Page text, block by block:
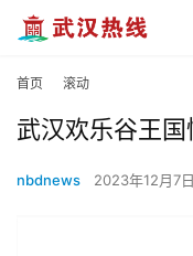
首页 滚动
武汉欢乐谷王
nbdnews 2023年12月7